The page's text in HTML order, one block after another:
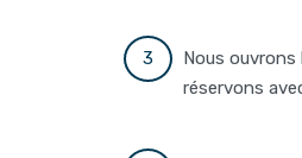
Nous
réservons